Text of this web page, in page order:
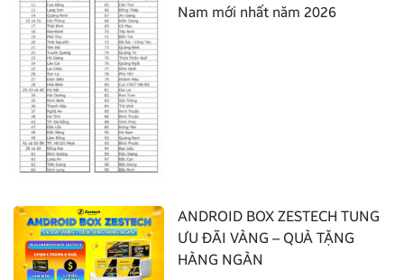
Nam mới nhất năm 2026
ANDROID BOX ZESTECH TUNG
ƯU ĐÃI VÀNG – QUÀ TẶNG
HÀNG NGÀN